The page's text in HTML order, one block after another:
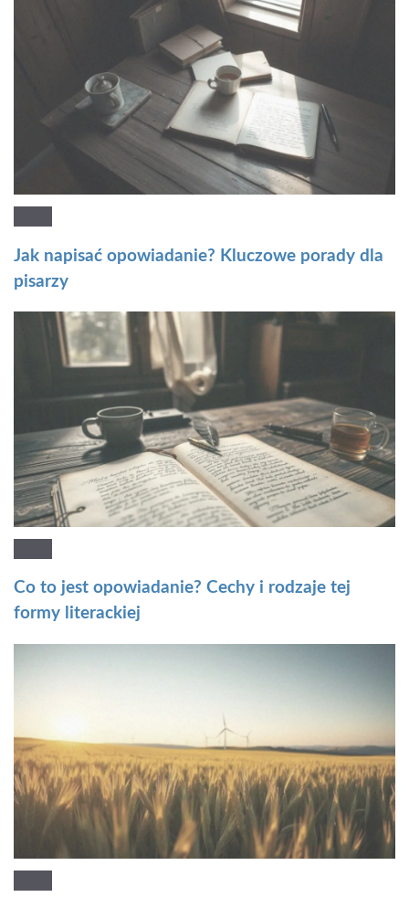
Jak napisać opowiadanie? Kluczowe porady dla
pisarzy
Co to jest opowiadanie? Cechy i rodzaje tej
formy literackiej